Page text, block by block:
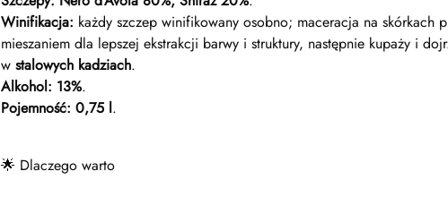
Winifikacja: każdy szczep winifikowany osobno; maceracja na skórkach
mieszaniem dla lepszej ekstrakcji barwy i struktury, następnie kupaży i
w stalowych kadziach.
Alkohol: 13%.
Pojemność: 0,75 l.
🌟 Dlaczego warto